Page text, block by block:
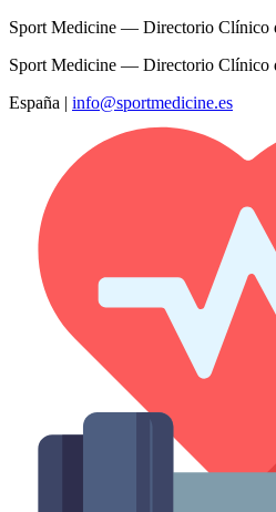
Sport Medicine — Directorio Clínico
Sport Medicine — Directorio Clínico
España | info@sportmedicine.es